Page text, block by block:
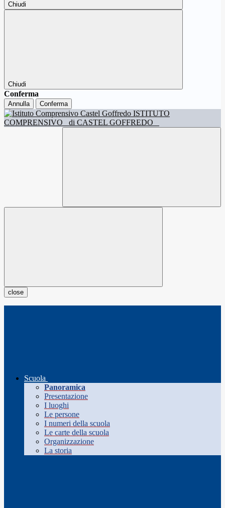
Chiudi
Chiudi
Conferma
Annulla Conferma
ISTITUTO
COMPRENSIVO
di CASTEL GOFFREDO
close
Scuola
Panoramica
Presentazione
I luoghi
Le persone
I numeri della scuola
Le carte della scuola
Organizzazione
La storia